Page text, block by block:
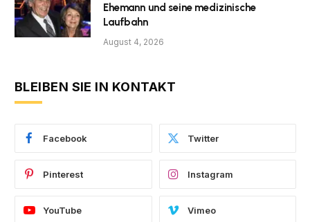
Ehemann und seine medizinische
Laufbahn
August 4, 2026
BLEIBEN SIE IN KONTAKT
Facebook Twitter
Pinterest Instagram
YouTube Vimeo